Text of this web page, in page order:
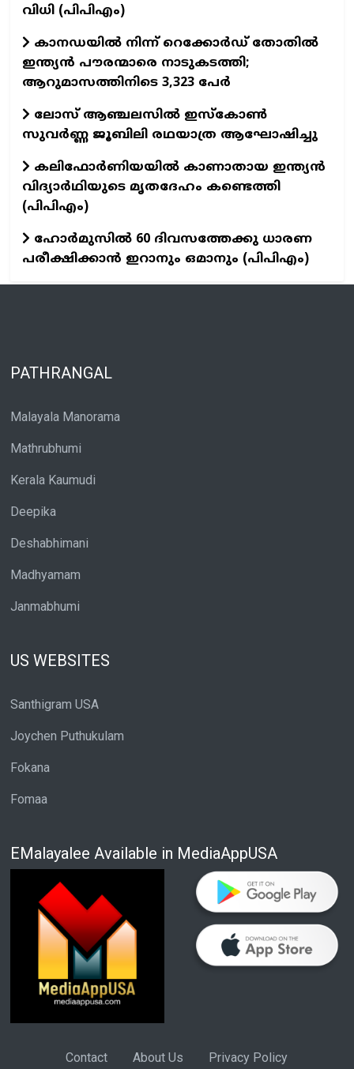
വിധി (പിപിഎം)
കാനഡയില്‍ നിന്ന് റെക്കോര്‍ഡ് തോതില്‍
ഇന്ത്യന്‍ പൗരന്മാരെ നാടുകടത്തി;
ആറുമാസത്തിനിടെ 3,323 പേര്‍
ലോസ് ആഞ്ചലസില്‍ ഇസ്‌കോണ്‍
സുവര്‍ണ്ണ ജൂബിലി രഥയാത്ര ആഘോഷിച്ചു
കലിഫോർണിയയിൽ കാണാതായ ഇന്ത്യൻ
വിദ്യാർഥിയുടെ മൃതദേഹം കണ്ടെത്തി
(പിപിഎം)
ഹോർമുസിൽ 60 ദിവസത്തേക്കു ധാരണ
പരീക്ഷിക്കാൻ ഇറാനും ഒമാനും (പിപിഎം)
PATHRANGAL
Malayala Manorama
Mathrubhumi
Kerala Kaumudi
Deepika
Deshabhimani
Madhyamam
Janmabhumi
US WEBSITES
Santhigram USA
Joychen Puthukulam
Fokana
Fomaa
EMalayalee Available in MediaAppUSA
Contact About Us Privacy Policy